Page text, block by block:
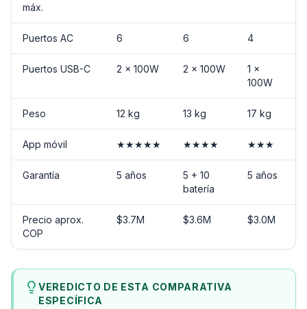
máx.
Puertos AC 6 6 4
Puertos USB-C 2 × 100W 2 × 100W
1 ×
100W
Peso 12 kg 13 kg 17 kg
App móvil ★★★★★ ★★★★ ★★★
Garantía 5 años
5 + 10
batería
5 años
Precio aprox.
COP
$3.7M $3.6M $3.0M
VEREDICTO DE ESTA COMPARATIVA
ESPECÍFICA